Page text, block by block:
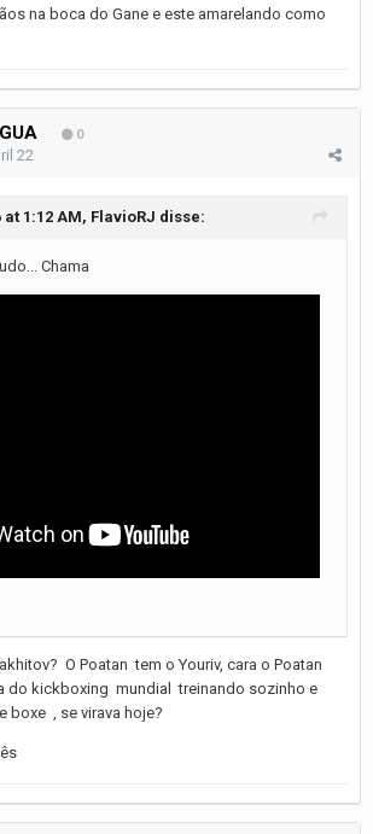
na boca do Gane e este amarelando como
0
22
at 1:12 AM, FlavioRJ disse:
Chama
O Poatan tem o Youriv, cara o Poatan
do kickboxing mundial treinando sozinho e
, se virava hoje?